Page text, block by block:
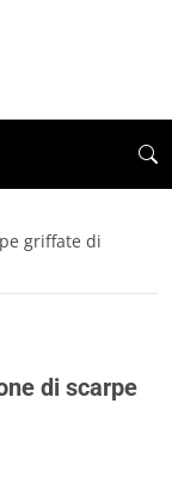
griffate di
di scarpe